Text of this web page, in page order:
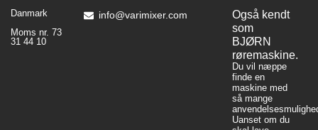
Danmark
Moms nr. 73
31 44 10
info@varimixer.com
Også kendt
som
BJØRN
røremaskine.
Du vil næppe
finde en
maskine med
så mange
Uanset om du